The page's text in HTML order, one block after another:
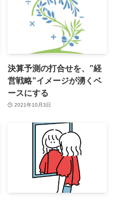
決算予測の打合せを、”経
営戦略”イメージが湧くベ
ースにする
2021年10月3日